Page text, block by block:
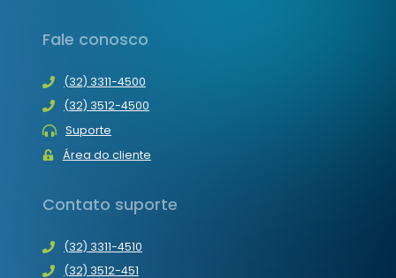
Fale conosco
(32) 3311-4500
(32) 3512-4500
Suporte
Área do cliente
Contato suporte
(32) 3311-4510
(32) 3512-451